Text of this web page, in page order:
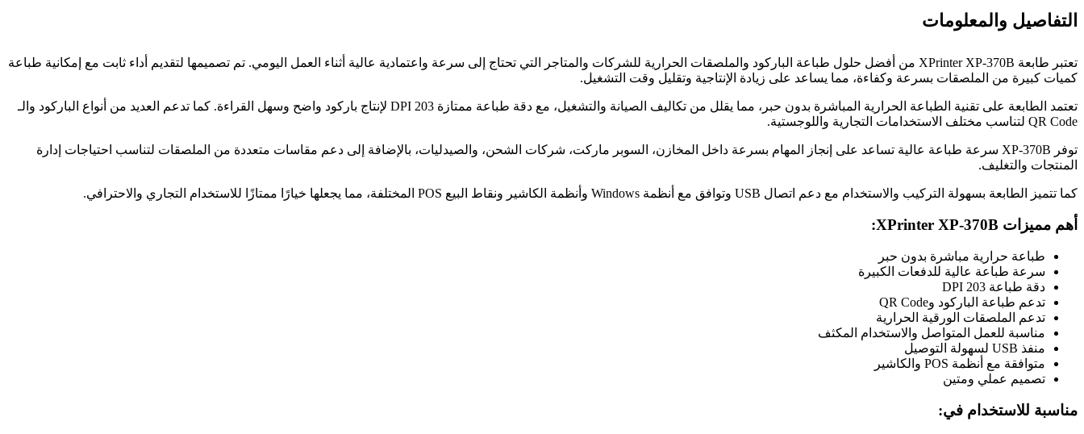
التفاصيل والمعلومات
تعتبر طابعة XPrinter XP-370B من أفضل حلول طباعة الباركود والملصقات الحرارية للشركات والمتاجر التي تحتاج إلى سرعة واعتمادية عالية أثناء العمل اليومي. تم تصميمها لتقديم أداء ثابت مع إمكانية طباعة
كميات كبيرة من الملصقات بسرعة وكفاءة، مما يساعد على زيادة الإنتاجية وتقليل وقت التشغيل.
تعتمد الطابعة على تقنية الطباعة الحرارية المباشرة بدون حبر، مما يقلل من تكاليف الصيانة والتشغيل، مع دقة طباعة ممتازة 203 DPI لإنتاج باركود واضح وسهل القراءة. كما تدعم العديد من أنواع الباركود والـ
QR Code لتناسب مختلف الاستخدامات التجارية واللوجستية.
توفر XP-370B سرعة طباعة عالية تساعد على إنجاز المهام بسرعة داخل المخازن، السوبر ماركت، شركات الشحن، والصيدليات، بالإضافة إلى دعم مقاسات متعددة من الملصقات لتناسب احتياجات إدارة
المنتجات والتغليف.
كما تتميز الطابعة بسهولة التركيب والاستخدام مع دعم اتصال USB وتوافق مع أنظمة Windows وأنظمة الكاشير ونقاط البيع POS المختلفة، مما يجعلها خيارًا ممتازًا للاستخدام التجاري والاحترافي.
أهم مميزات XPrinter XP-370B:
طباعة حرارية مباشرة بدون حبر
سرعة طباعة عالية للدفعات الكبيرة
دقة طباعة 203 DPI
تدعم طباعة الباركود وQR Code
تدعم الملصقات الورقية الحرارية
مناسبة للعمل المتواصل والاستخدام المكثف
منفذ USB لسهولة التوصيل
متوافقة مع أنظمة POS والكاشير
تصميم عملي ومتين
مناسبة للاستخدام في: